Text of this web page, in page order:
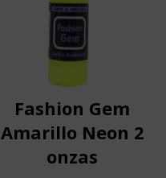
Fashion Gem
Amarillo Neon 2
onzas